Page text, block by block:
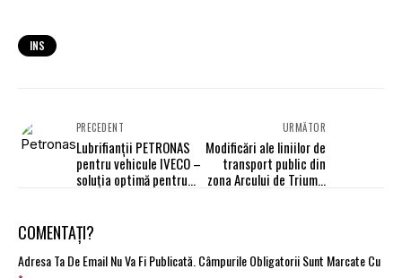
INS
PRECEDENT
Lubrifianții PETRONAS
pentru vehicule IVECO –
soluția optimă pentru
URMĂTOR
Modificări ale liniilor de
transport public din
zona Arcului de Triumf,
COMENTAȚI?
Adresa Ta De Email Nu Va Fi Publicată. Câmpurile Obligatorii Sunt Marcate Cu